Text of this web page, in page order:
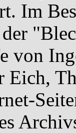
Im
der
von